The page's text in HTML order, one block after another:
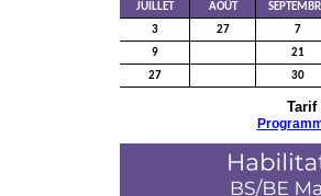
JUILLET AOÛT
3
27
7
9
21
27
30
Tarif